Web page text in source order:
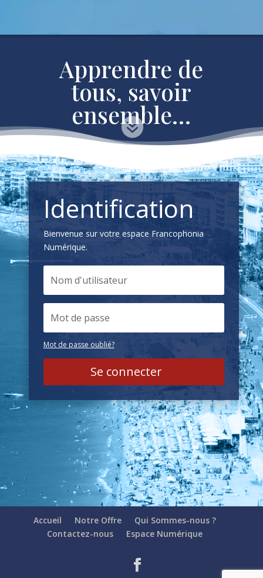
Apprendre de
tous, savoir
ensemble…

Identification
Bienvenue sur votre espace Francophonia
Numérique.
Mot de passe oublié?
Se connecter
Accueil Notre Offre
Qui Sommes-nous ?
Contactez-nous
Espace Numérique